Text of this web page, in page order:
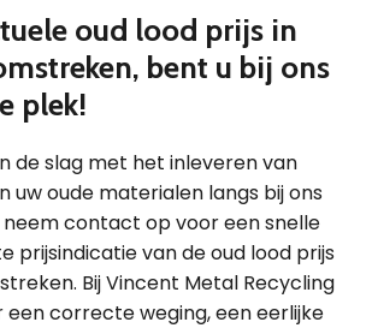
oud lood prijs in
bent u bij ons
plek!
de slag met het inleveren van
uw oude materialen langs bij ons
contact op voor een snelle
prijsindicatie van de oud lood prijs
Bij Vincent Metal Recycling
een correcte weging, een eerlijke